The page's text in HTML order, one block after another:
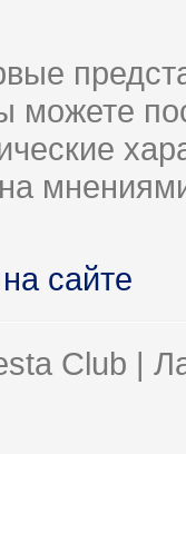
можете
сайте
Club |